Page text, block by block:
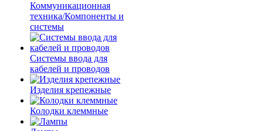
Коммуникационная
техника/Компоненты и
системы
Системы ввода для
кабелей и проводов
Изделия крепежные
Колодки клеммные